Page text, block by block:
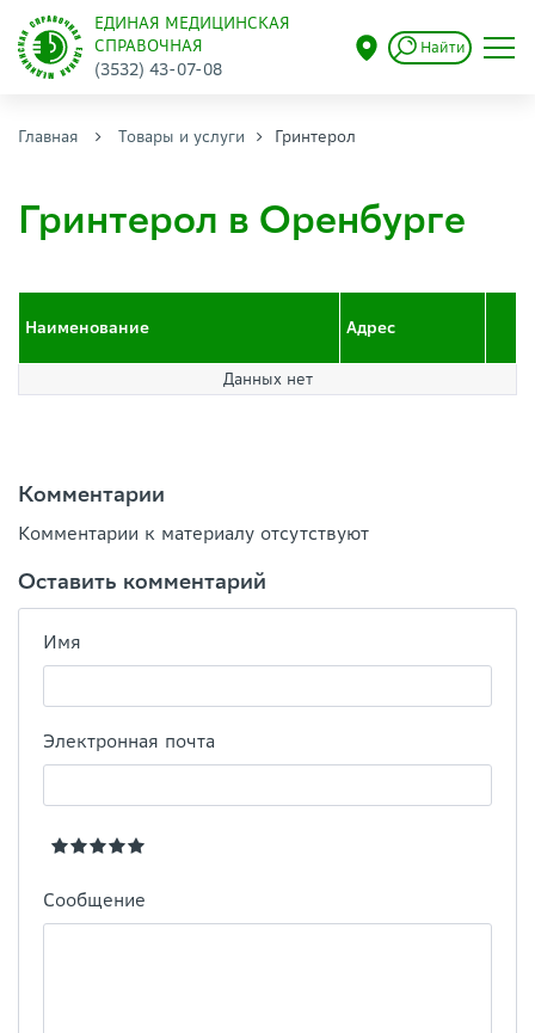
ЕДИНАЯ МЕДИЦИНСКАЯ
СПРАВОЧНАЯ
(3532) 43-07-08
Найти
Главная Товары и услуги Гринтерол
Гринтерол в Оренбурге
Наименование Адрес
Данных нет
Комментарии
Комментарии к материалу отсутствуют
Оставить комментарий
Имя
Электронная почта
Сообщение